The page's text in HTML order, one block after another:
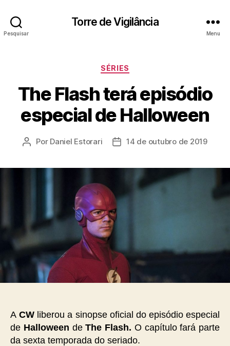
Pesquisar
Torre de Vigilância
Menu
Categorias
SÉRIES
The Flash terá episódio
especial de Halloween
Autor
Por Daniel Estorari
Data14 de outubro de 2019
A CW liberou a sinopse oficial do episódio especial
de Halloween deThe Flash. O capítulo fará parte
da sexta temporada do seriado.